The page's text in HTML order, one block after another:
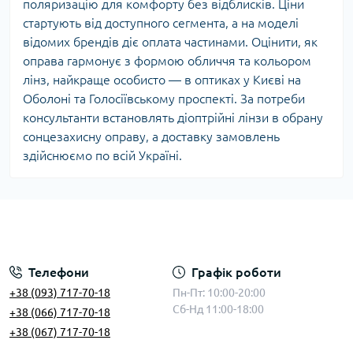
поляризацію для комфорту без відблисків. Ціни
стартують від доступного сегмента, а на моделі
відомих брендів діє оплата частинами. Оцінити, як
оправа гармонує з формою обличчя та кольором
лінз, найкраще особисто — в оптиках у Києві на
Оболоні та Голосіївському проспекті. За потреби
консультанти встановлять діоптрійні лінзи в обрану
сонцезахисну оправу, а доставку замовлень
здійснюємо по всій Україні.
Телефони
+38 (093) 717-70-18
+38 (066) 717-70-18
+38 (067) 717-70-18
Графік роботи
Пн-Пт: 10:00-20:00
Сб-Нд 11:00-18:00